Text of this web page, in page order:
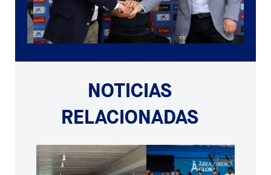
NOTICIAS
RELACIONADAS